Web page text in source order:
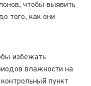
чтобы выявить
того, как они
избежать
влажности на
пункт